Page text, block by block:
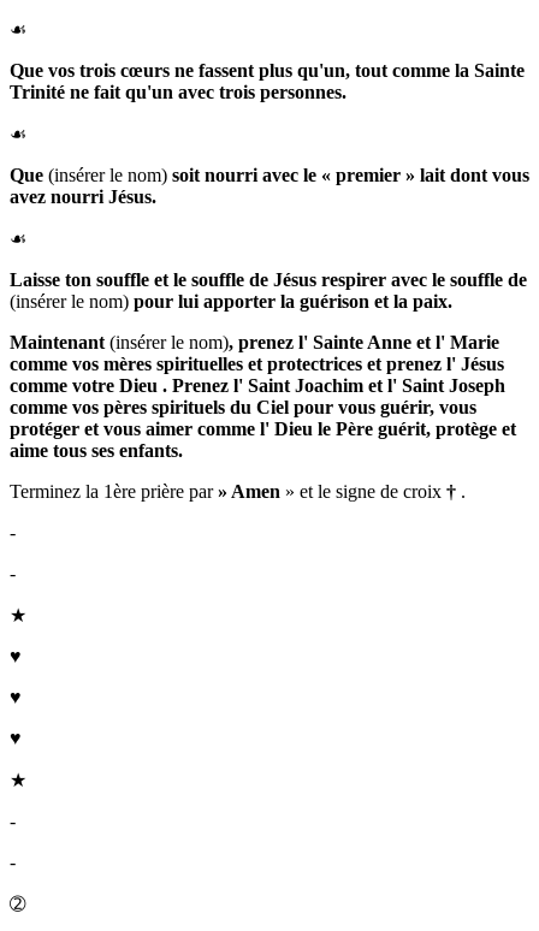
☙
Que vos trois cœurs ne fassent plus qu'un, tout comme la Sainte
Trinité ne fait qu'un avec trois personnes.
☙
Que (insérer le nom) soit nourri avec le « premier » lait dont vous
avez nourri Jésus.
☙
Laisse ton souffle et le souffle de Jésus respirer avec le souffle de
(insérer le nom) pour lui apporter la guérison et la paix.
Maintenant (insérer le nom), prenez l' Sainte Anne et l' Marie
comme vos mères spirituelles et protectrices et prenez l' Jésus
comme votre Dieu . Prenez l' Saint Joachim et l' Saint Joseph
comme vos pères spirituels du Ciel pour vous guérir, vous
protéger et vous aimer comme l' Dieu le Père guérit, protège et
aime tous ses enfants.
Terminez la 1ère prière par» Amen » et le signe de croix † .
-
-
★
♥
♥
♥
★
-
-
➁